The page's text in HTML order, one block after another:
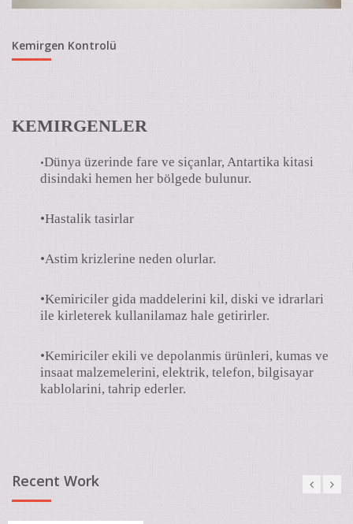
Kemirgen Kontrolü
KEMIRGENLER
•Dünya üzerinde fare ve siçanlar, Antartika kitasi
disindaki hemen her bölgede bulunur.
•Hastalik tasirlar
•Astim krizlerine neden olurlar.
•Kemiriciler gida maddelerini kil, diski ve idrarlari
ile kirleterek kullanilamaz hale getirirler.
•Kemiriciler ekili ve depolanmis ürünleri, kumas ve
insaat malzemelerini, elektrik, telefon, bilgisayar
kablolarini, tahrip ederler.
Recent Work